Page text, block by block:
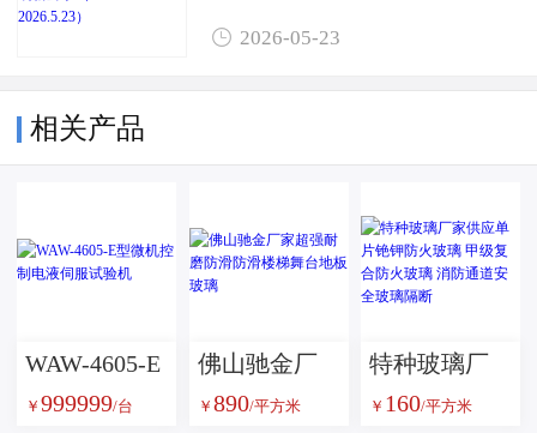
 2026-05-23
相关产品
WAW-4605-E
型微机控制
￥ 999999/台
佛山驰金厂
家超强耐磨
￥ 890/平方米
特种玻璃厂
家供应单片
￥ 160/平方米